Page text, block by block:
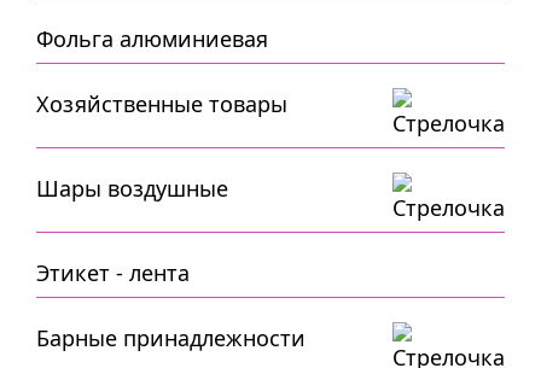
Фольга алюминиевая
Хозяйственные товары
Шары воздушные
Этикет - лента
Барные принадлежности